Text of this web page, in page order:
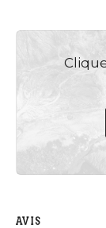
AVIS